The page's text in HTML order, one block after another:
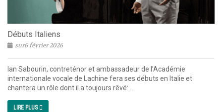
Débuts Italiens
sur6 février 2026
Ian Sabourin, contreténor et ambassadeur de l’Académie
internationale vocale de Lachine fera ses débuts en Italie et
chantera un rôle dont il a toujours rêvé:...
LIRE PLUS